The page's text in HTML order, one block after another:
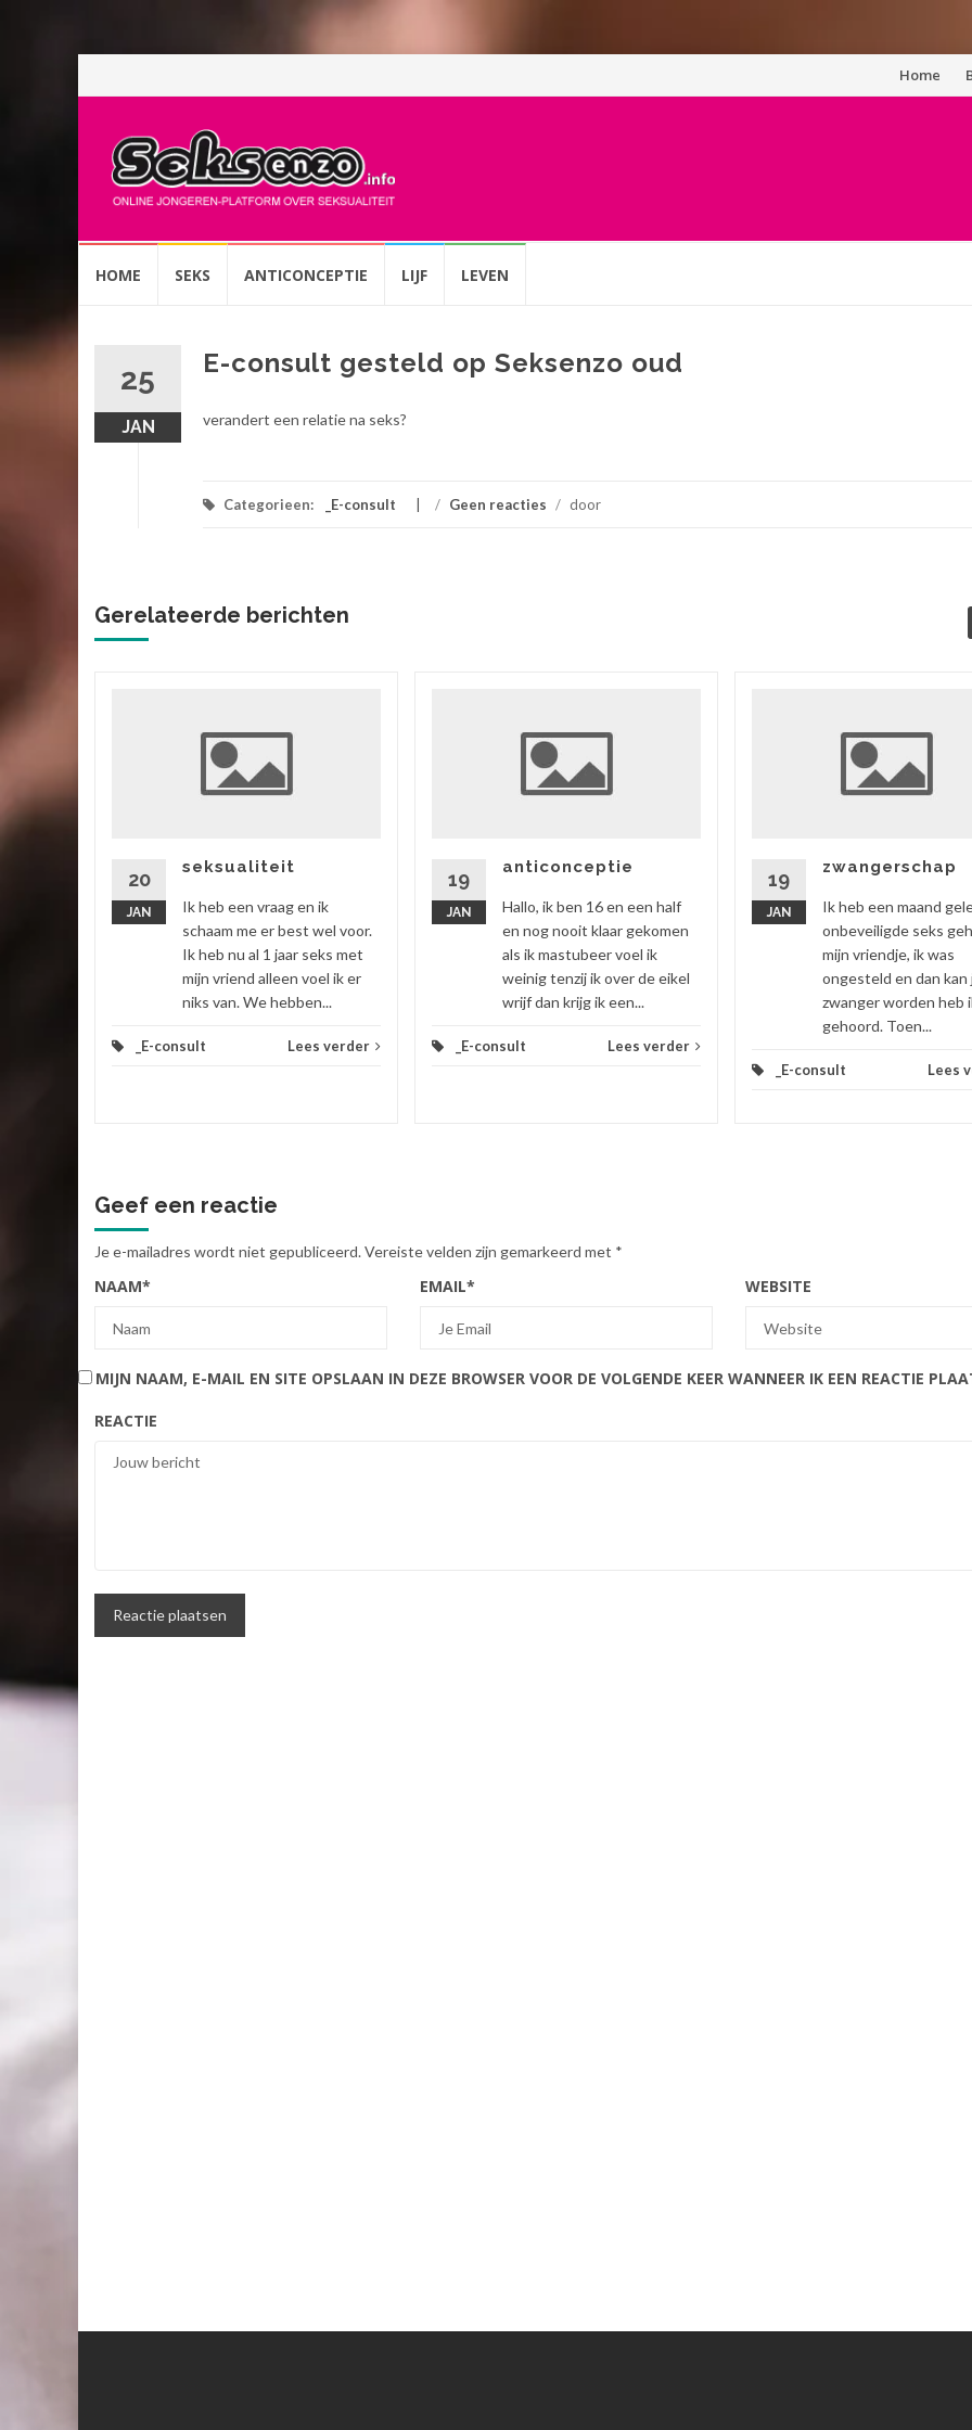
Spring
Home
naarHOME SEKS ANTICONCEPTIE LIJF LEVEN
25
JAN
E-consult gesteld op Seksenzo oud
verandert een relatie na seks?
Categorieen: _E-consult / Geen reacties / door
Gerelateerde berichten
20
JAN
seksualiteit
Ik heb een vraag en ik
schaam me er best wel voor.
Ik heb nu al 1 jaar seks met
mijn vriend alleen voel ik er
niks van. We hebben...
_E-consult Lees verder
19
JAN
anticonceptie
Hallo, ik ben 16 en een half
en nog nooit klaar gekomen
als ik mastubeer voel ik
weinig tenzij ik over de eikel
wrijf dan krijg ik een...
_E-consult Lees verder
19
JAN
zwangerschap
Ik heb een maand
onbeveiligde seks
mijn vriendje, ik was
ongesteld en dan kan
zwanger worden heb
gehoord. Toen...
_E-consult Lees
Geef een reactie
Je e-mailadres wordt niet gepubliceerd.Vereiste velden zijn gemarkeerd met *
NAAM* EMAIL* WEBSITE
MIJN NAAM, E-MAIL EN SITE OPSLAAN IN DEZE BROWSER VOOR DE VOLGENDE KEER WANNEER IK EEN REACTIE
REACTIE